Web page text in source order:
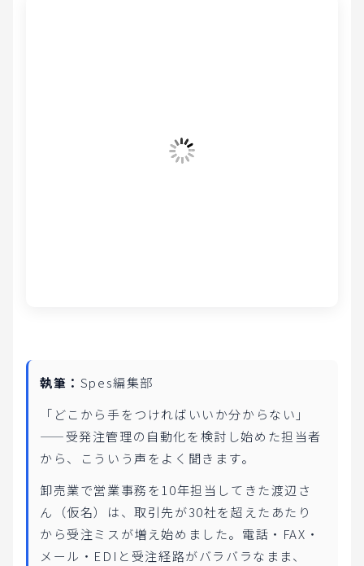
執筆： Spes編集部
「どこから手をつければいいか分からない」
——受発注管理の自動化を検討し始めた担当者
から、こういう声をよく聞きます。
卸売業で営業事務を10年担当してきた渡辺さ
ん（仮名）は、取引先が30社を超えたあたり
から受注ミスが増え始めました。電話・FAX・
メール・EDIと受注経路がバラバラなまま、